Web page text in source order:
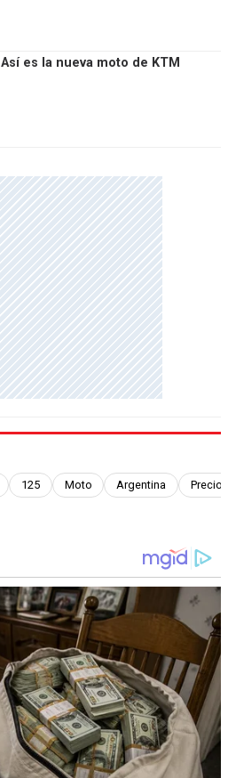
Así es la nueva moto de KTM
125 Moto Argentina Precio